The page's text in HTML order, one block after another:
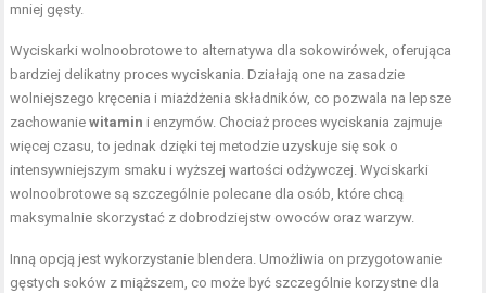
mniej gęsty.
Wyciskarki wolnoobrotowe to alternatywa dla sokowirówek, oferująca
bardziej delikatny proces wyciskania. Działają one na zasadzie
wolniejszego kręcenia i miażdżenia składników, co pozwala na lepsze
zachowaniewitamin i enzymów. Chociaż proces wyciskania zajmuje
więcej czasu, to jednak dzięki tej metodzie uzyskuje się sok o
intensywniejszym smaku i wyższej wartości odżywczej. Wyciskarki
wolnoobrotowe są szczególnie polecane dla osób, które chcą
maksymalnie skorzystać z dobrodziejstw owoców oraz warzyw.
Inną opcją jest wykorzystanie blendera. Umożliwia on przygotowanie
gęstych soków z miąższem, co może być szczególnie korzystne dla